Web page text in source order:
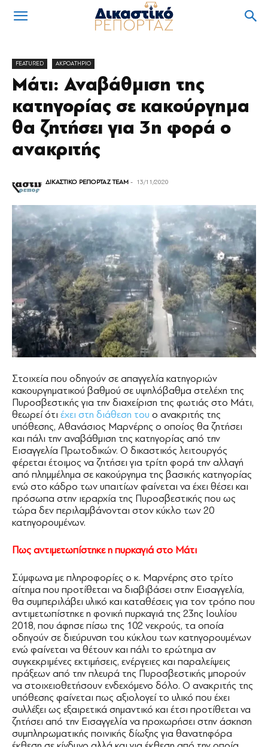
FEATURED ΑΚΡΟΑΤΗΡΙΟ
Μάτι: Αναβάθμιση της
κατηγορίας σε κακούργημα
θα ζητήσει για 3η φορά ο
ανακριτής
ΔΙΚΑΣΤΙΚΟ ΡΕΠΟΡΤΑΖ TEAM - 13/11/2020
Στοιχεία που οδηγούν σε απαγγελία κατηγοριών
κακουργηματικού βαθμού σε υψηλόβαθμα στελέχη της
Πυροσβεστικής για την διαχείριση της φωτιάς στο Μάτι,
θεωρεί ότι έχει στη διάθεση του ο ανακριτής της
υπόθεσης, Αθανάσιος Μαρνέρης ο οποίος θα ζητήσει
και πάλι την αναβάθμιση της κατηγορίας από την
Εισαγγελία Πρωτοδικών. Ο δικαστικός λειτουργός
φέρεται έτοιμος να ζητήσει για τρίτη φορά την αλλαγή
από πλημμέλημα σε κακούργημα της βασικής κατηγορίας
ενώ στο κάδρο των υπαιτίων φαίνεται να έχει θέσει και
πρόσωπα στην ιεραρχία της Πυροσβεστικής που ως
τώρα δεν περιλαμβάνονται στον κύκλο των 20
κατηγορουμένων.
Πως αντιμετωπίστηκε η πυρκαγιά στο Μάτι
Σύμφωνα με πληροφορίες ο κ. Μαρνέρης στο τρίτο
αίτημα που προτίθεται να διαβιβάσει στην Εισαγγελία,
θα συμπεριλάβει υλικό και καταθέσεις για τον τρόπο που
αντιμετωπίστηκε η φονική πυρκαγιά της 23ης Ιουλίου
2018, που άφησε πίσω της 102 νεκρούς, τα οποία
οδηγούν σε διεύρυνση του κύκλου των κατηγορουμένων
ενώ φαίνεται να θέτουν και πάλι το ερώτημα αν
συγκεκριμένες εκτιμήσεις, ενέργειες και παραλείψεις
πράξεων από την πλευρά της Πυροσβεστικής μπορούν
να στοιχειοθετήσουν ενδεχόμενο δόλο. Ο ανακριτής της
υπόθεσης φαίνεται πως αξιολογεί το υλικό που έχει
συλλέξει ως εξαιρετικά σημαντικό και έτσι προτίθεται να
ζητήσει από την Εισαγγελία να προχωρήσει στην άσκηση
συμπληρωματικής ποινικής δίωξης για θανατηφόρα